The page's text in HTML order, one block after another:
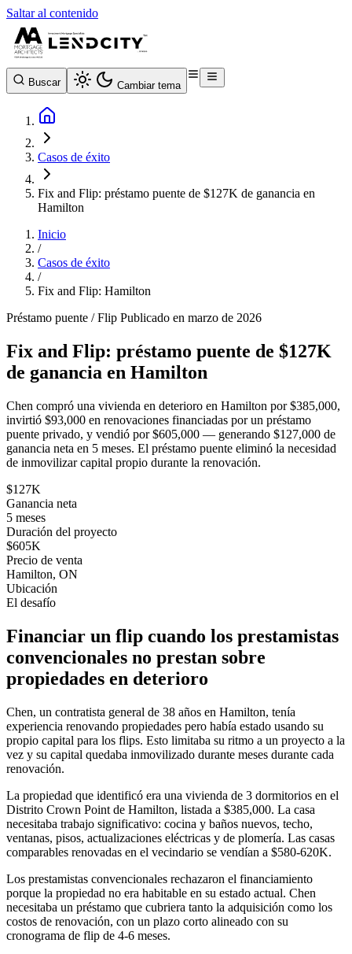
Saltar al contenido
Buscar Cambiar tema
Casos de éxito
Fix and Flip: préstamo puente de $127K de ganancia en
Hamilton
Inicio
/
Casos de éxito
/
Fix and Flip: Hamilton
Préstamo puente / Flip Publicado en marzo de 2026
Fix and Flip: préstamo puente de $127K
de ganancia en Hamilton
Chen compró una vivienda en deterioro en Hamilton por $385,000,
invirtió $93,000 en renovaciones financiadas por un préstamo
puente privado, y vendió por $605,000 — generando $127,000 de
ganancia neta en 5 meses. El préstamo puente eliminó la necesidad
de inmovilizar capital propio durante la renovación.
$127K
Ganancia neta
5 meses
Duración del proyecto
$605K
Precio de venta
Hamilton, ON
Ubicación
El desafío
Financiar un flip cuando los prestamistas
convencionales no prestan sobre
propiedades en deterioro
Chen, un contratista general de 38 años en Hamilton, tenía
experiencia renovando propiedades pero había estado usando su
propio capital para los flips. Esto limitaba su ritmo a un proyecto a la
vez y su capital quedaba inmovilizado durante meses durante cada
renovación.
La propiedad que identificó era una vivienda de 3 dormitorios en el
Distrito Crown Point de Hamilton, listada a $385,000. La casa
necesitaba trabajo significativo: cocina y baños nuevos, techo,
ventanas, pisos, actualizaciones eléctricas y de plomería. Las casas
comparables renovadas en el vecindario se vendían a $580-620K.
Los prestamistas convencionales rechazaron el financiamiento
porque la propiedad no era habitable en su estado actual. Chen
necesitaba un préstamo que cubriera tanto la adquisición como los
costos de renovación, con un plazo corto alineado con su
cronograma de flip de 4-6 meses.